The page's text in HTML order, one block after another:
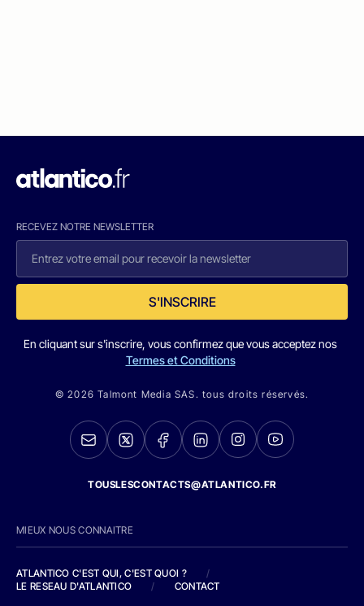
RECEVEZ NOTRE NEWSLETTER
S'INSCRIRE
En cliquant sur s'inscrire, vous confirmez que vous acceptez nos
Termes et Conditions
© 2026 Talmont Media SAS. tous droits réservés.
TOUSLESCONTACTS@ATLANTICO.FR
MIEUX NOUS CONNAITRE
ATLANTICO C'EST QUI, C'EST QUOI ?
/
LE RESEAU D'ATLANTICO
/ CONTACT